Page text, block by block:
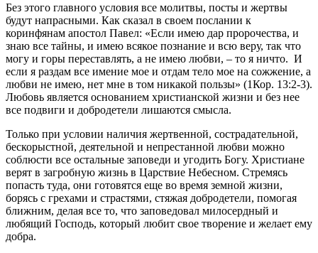
Без этого главного условия все молитвы, посты и жертвы
будут напрасными. Как сказал в своем послании к
коринфянам апостол Павел: «Если имею дар пророчества, и
знаю все тайны, и имею всякое познание и всю веру, так что
могу и горы переставлять, а не имею любви, – то я ничто. И
если я раздам все имение мое и отдам тело мое на сожжение, а
любви не имею, нет мне в том никакой пользы» (1Кор. 13:2-3).
Любовь является основанием христианской жизни и без нее
все подвиги и добродетели лишаются смысла.
Только при условии наличия жертвенной, сострадательной,
бескорыстной, деятельной и непрестанной любви можно
соблюсти все остальные заповеди и угодить Богу. Христиане
верят в загробную жизнь в Царствие Небесном. Стремясь
попасть туда, они готовятся еще во время земной жизни,
борясь с грехами и страстями, стяжая добродетели, помогая
ближним, делая все то, что заповедовал милосердный и
любящий Господь, который любит свое творение и желает ему
добра.